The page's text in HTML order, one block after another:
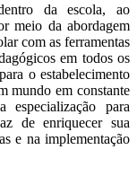
da escola, ao
meio da abordagem
com as ferramentas
em todos os
o estabelecimento
mundo em constante
especialização para
de enriquecer sua
e na implementação